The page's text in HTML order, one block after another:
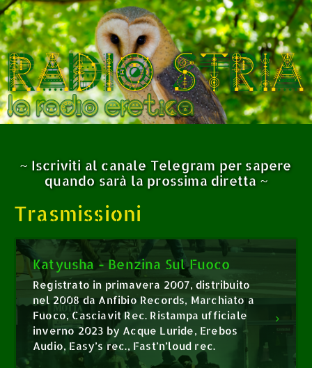
~ Iscriviti al canale Telegram per sapere
quando sarà la prossima diretta ~
Trasmissioni
Katyusha - Benzina Sul Fuoco
Registrato in primavera 2007, distribuito
nel 2008 da Anfibio Records, Marchiato a
Fuoco, Casciavit Rec. Ristampa ufficiale
inverno 2023 by Acque Luride, Erebos
Audio, Easy’s rec., Fast’n’loud rec.